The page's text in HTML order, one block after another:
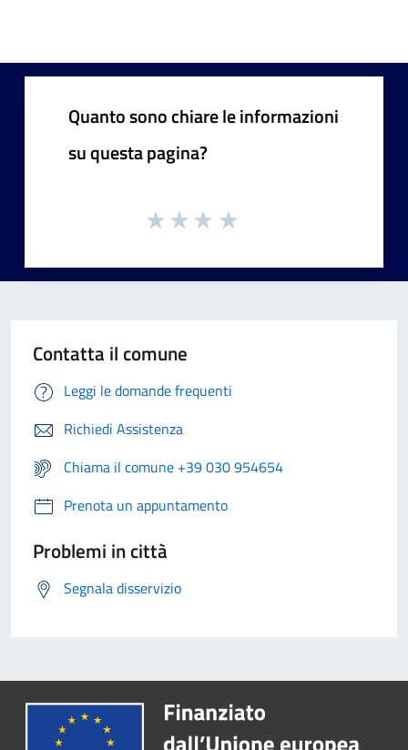
Quanto sono chiare le informazioni
su questa pagina?
Contatta il comune
Leggi le domande frequenti
Richiedi Assistenza
Chiama il comune +39 030 954654
Prenota un appuntamento
Problemi in città
Segnala disservizio